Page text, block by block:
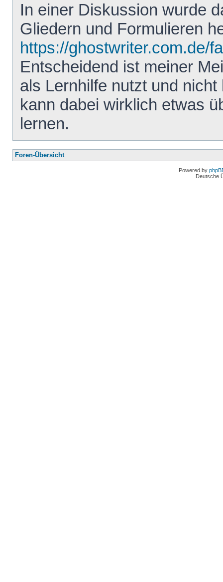
In einer Diskussion wurde
Gliedern und Formulieren
https://ghostwriter.com.de/
Entscheidend ist meiner
als Lernhilfe nutzt und
kann dabei wirklich etwas
lernen.
Foren-Übersicht
Powered by
Deutsche